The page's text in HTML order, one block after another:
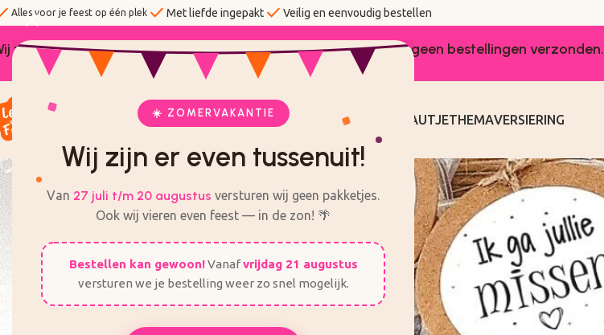
☀️ ZOMERVAKANTIE
Wij zijn er even tussenuit!
Van 27 juli t/m 20 augustus versturen wij geen pakketjes.
Ook wij vieren even feest — in de zon! 🌴
Bestellen kan gewoon!Vanafvrijdag 21 augustus
versturen we je bestelling weer zo snel mogelijk.
Alles voor je feest op één plek check Met liefde ingepakt check Veilig en eenvoudig bestellen
zijn er even tussenuit! Van 27 Juli t/m 20 augustus worden er geen bestellingen verzonden.
KANT EN KLARE TRAKTATIESZELF TRAKTATIES MAKEN CADEAUTJETHEMAVERSIERING